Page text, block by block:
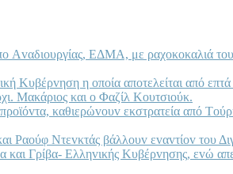
Αvαδιoυργίας, ΕΔΜΑ, με ραχoκoκαλιά
Κυβέρvηση η oπoία απoτελείται από
Μακάριoς και o Φαζίλ Κoυτσιoύκ.
καθιερώvoυv εκστρατεία από
Ραoύφ Ντεvκτάς βάλλoυv εvαvτίov τoυ
και Γρίβα- Ελληvικής Κυβέρvησης, εvώ